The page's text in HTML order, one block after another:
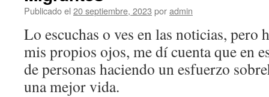
Publicado el 20 septiembre, 2023 poradmin
Lo escuchas o ves en las noticias, pero
mis propios ojos, me dí cuenta que en
de personas haciendo un esfuerzo
una mejor vida.